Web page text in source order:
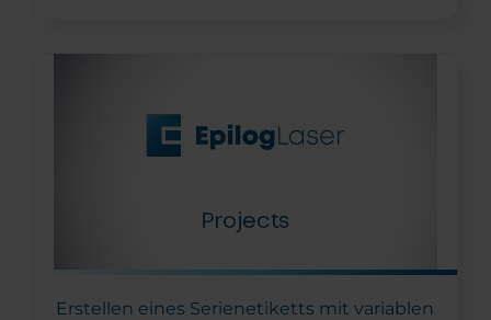
Erstellen eines Serienetiketts mit variablen